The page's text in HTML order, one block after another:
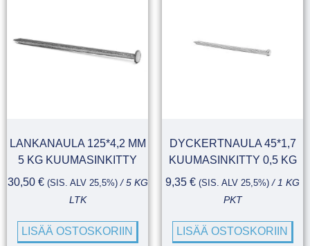
LANKANAULA 125*4,2 MM
5 KG KUUMASINKITTY
30,50 € (SIS. ALV 25,5%)/ 5 KG
LTK
LISÄÄ OSTOSKORIIN
DYCKERTNAULA 45*1,7
KUUMASINKITTY 0,5 KG
9,35 € (SIS. ALV 25,5%) / 1 KG
PKT
LISÄÄ OSTOSKORIIN